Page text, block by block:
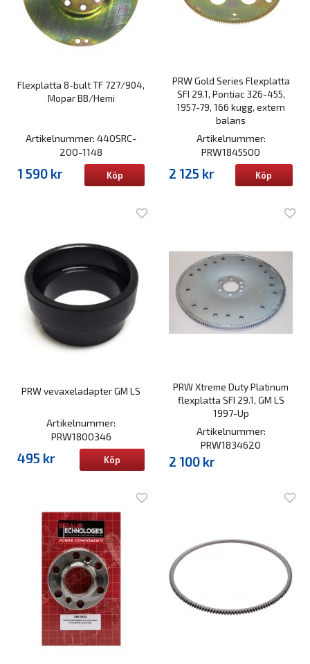
Flexplatta 8-bult TF 727/904,
Mopar BB/Hemi
Artikelnummer: 440SRC-
200-1148
1 590 kr Köp
PRW Gold Series Flexplatta
SFI 29.1, Pontiac 326-455,
1957-79, 166 kugg, extern
balans
Artikelnummer:
PRW1845500
2 125 kr Köp
PRW vevaxeladapter GM LS
Artikelnummer:
PRW1800346
495 kr Köp
PRW Xtreme Duty Platinum
flexplatta SFI 29.1, GM LS
1997-Up
Artikelnummer:
PRW1834620
2 100 kr